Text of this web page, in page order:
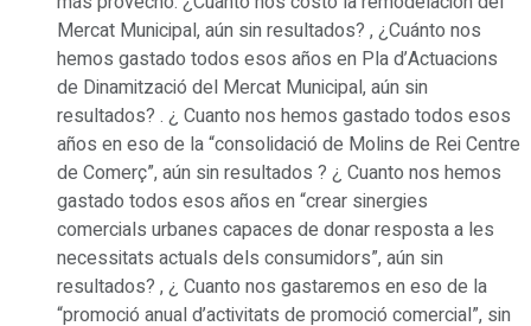
Mercat Municipal, aún sin resultados? , ¿Cuánto nos
hemos gastado todos esos años en Pla d’Actuacions
de Dinamització del Mercat Municipal, aún sin
resultados? . ¿ Cuanto nos hemos gastado todos esos
años en eso de la “consolidació de Molins de Rei Centre
de Comerç”, aún sin resultados ? ¿ Cuanto nos hemos
gastado todos esos años en “crear sinergies
comercials urbanes capaces de donar resposta a les
necessitats actuals dels consumidors”, aún sin
resultados? , ¿ Cuanto nos gastaremos en eso de la
“promoció anual d’activitats de promoció comercial”, sin